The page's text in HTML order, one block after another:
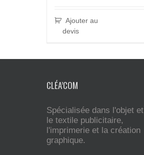
Ajouter au
devis
CLÉA’COM
Spécialisée dans l'objet et
le textile publicitaire,
l'imprimerie et la création
graphique.